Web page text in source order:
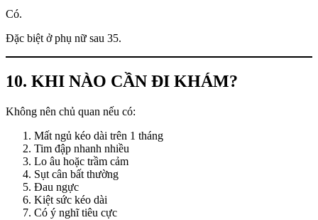
Có.
Đặc biệt ở phụ nữ sau 35.
10. KHI NÀO CẦN ĐI KHÁM?
Không nên chủ quan nếu có:
Mất ngủ kéo dài trên 1 tháng
Tim đập nhanh nhiều
Lo âu hoặc trầm cảm
Sụt cân bất thường
Đau ngực
Kiệt sức kéo dài
Có ý nghĩ tiêu cực